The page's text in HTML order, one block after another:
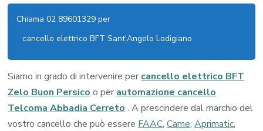
Chiama 02 89601329 per
cancello elettrico BFT Sant'Angelo Lodigiano
Siamo in grado di intervenire per cancello elettrico BFT
Zelo Buon Persico o per automazione cancello
Telcoma Abbadia Cerreto . A prescindere dal marchio del
vostro cancello che può essere FAAC,Came,Aprimatic,